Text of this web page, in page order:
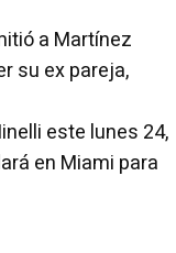
a Martínez
su ex pareja,
este lunes 24,
en Miami para